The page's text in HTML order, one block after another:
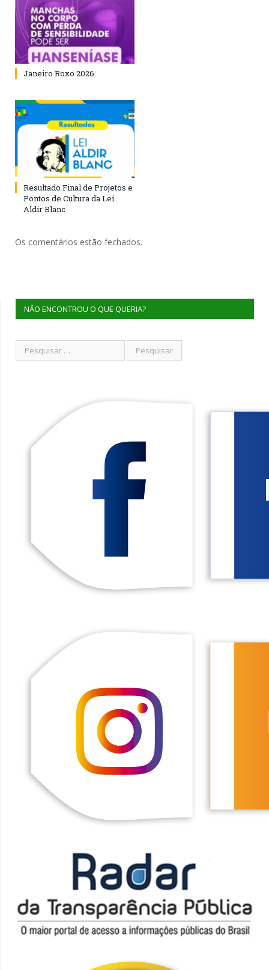
Janeiro Roxo 2026
Resultado Final de Projetos e
Pontos de Cultura da Lei
Aldir Blanc
Os comentários estão fechados.
NÃO ENCONTROU O QUE QUERIA?